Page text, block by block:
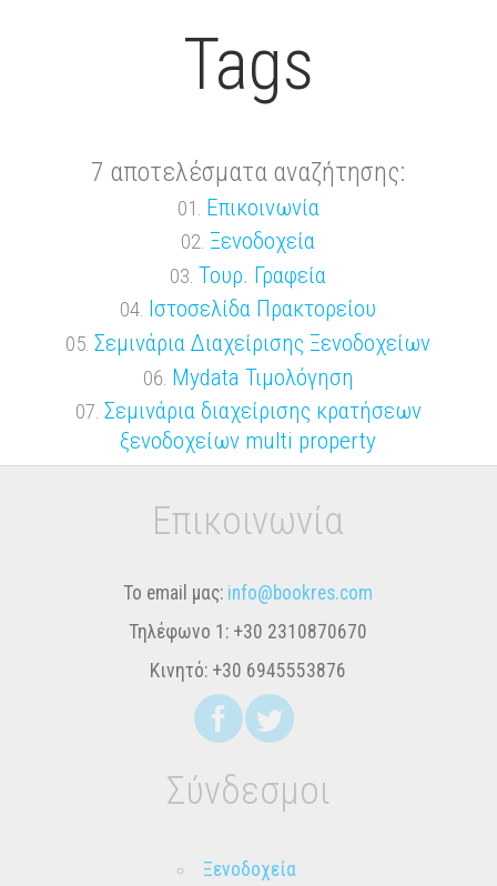
Tags
7 αποτελέσματα αναζήτησης:
Επικοινωνία
Ξενοδοχεία
Τουρ. Γραφεία
Ιστοσελίδα Πρακτορείου
Σεμινάρια Διαχείρισης Ξενοδοχείων
Mydata Τιμολόγηση
Σεμινάρια διαχείρισης κρατήσεων
ξενοδοχείων multi property
Επικοινωνία
Το email μας: info@bookres.com
Τηλέφωνο 1: +30 2310870670
Κινητό: +30 6945553876
Σύνδεσμοι
Ξενοδοχεία